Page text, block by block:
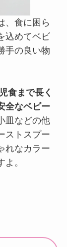
、食に困ら
込めてベビ
手の良い物
食まで長く
全なベビー
皿などの他
ストスプー
れなカラー
。